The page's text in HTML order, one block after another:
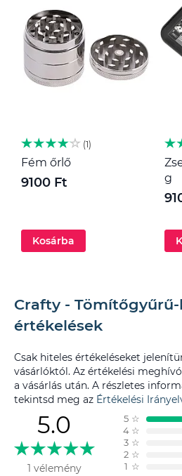
1
Fém őrlő
9100 Ft
Kosárba
g
Crafty -
értékelések
Csak hiteles értékeléseket
vásárlóktól. Az értékelési
a vásárlás után. A részletes
tekintsd meg az Értékelési
5.0
1 vélemény
5 ☆
4 ☆
3 ☆
2 ☆
1 ☆